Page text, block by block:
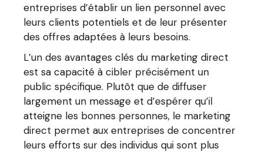
entreprises d’établir un lien personnel avec
leurs clients potentiels et de leur présenter
des offres adaptées à leurs besoins.
L’un des avantages clés du marketing direct
est sa capacité à cibler précisément un
public spécifique. Plutôt que de diffuser
largement un message et d’espérer qu’il
atteigne les bonnes personnes, le marketing
direct permet aux entreprises de concentrer
leurs efforts sur des individus qui sont plus